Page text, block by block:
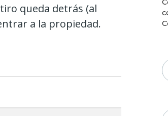
queda detrás (al
a la propiedad.